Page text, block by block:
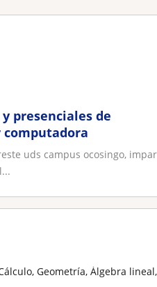
presenciales de
uds campus ocosingo,
Geometría, Álgebra